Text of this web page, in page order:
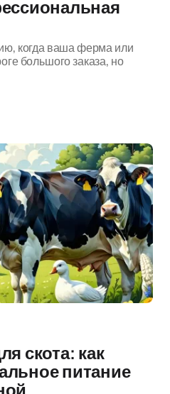
когда ваша ферма или
большого заказа, но
скота: как
питание